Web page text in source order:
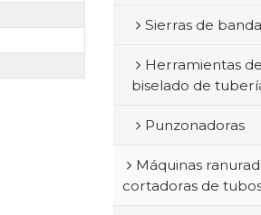
Sierras de banda
Herramientas
biselado de
Punzonadoras
Máquinas
cortadoras de